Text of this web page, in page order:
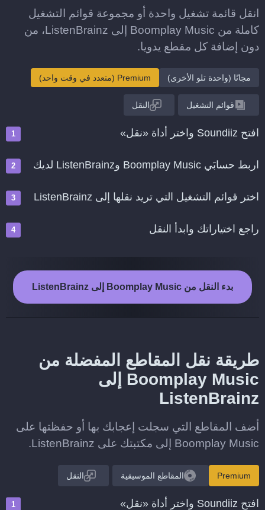
انقل قائمة تشغيل واحدة أو مجموعة قوائم التشغيل
كاملة من Boomplay Music إلى ListenBrainz، من
دون إضافة كل مقطع يدويا.
مجانًا (واحدة تلو الأخرى) Premium (متعدد في وقت واحد)
قوائم التشغيل النقل
افتح Soundiiz واختر أداة «نقل»
اربط حسابَي Boomplay Music وListenBrainz لديك
اختر قوائم التشغيل التي تريد نقلها إلى ListenBrainz
راجع اختياراتك وابدأ النقل
بدء النقل من Boomplay Music إلى ListenBrainz
طريقة نقل المقاطع المفضلة من
Boomplay Music إلى
ListenBrainz
أضف المقاطع التي سجلت إعجابك بها أو حفظتها على
Boomplay Music إلى مكتبتك على ListenBrainz.
Premium المقاطع الموسيقية النقل
افتح Soundiiz واختر أداة «نقل»